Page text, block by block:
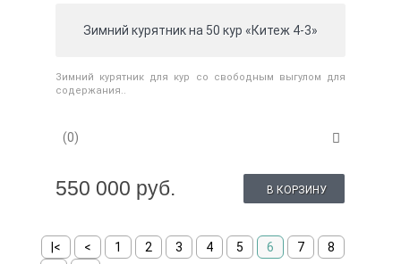
Зимний курятник на 50 кур «Китеж 4-3»
Зимний курятник для кур со свободным выгулом для
содержания..
(0)
550 000 руб. В КОРЗИНУ
|< < 1 2 3 4 5 6 7
8